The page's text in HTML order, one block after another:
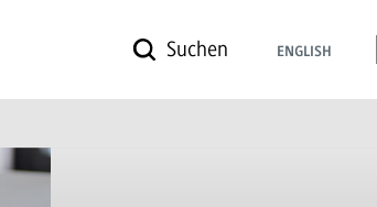
Suchen ENGLISH